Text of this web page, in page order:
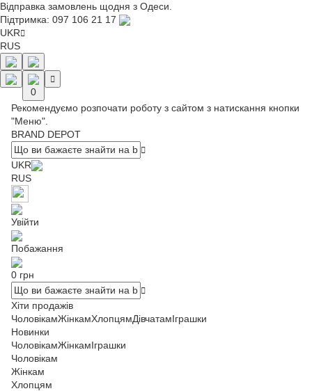
Відправка замовлень щодня з Одеси.
Підтримка: 097 106 21 17
UKR
RUS
0
Рекомендуємо розпочати роботу з сайтом з натискання кнопки
"Меню".
BRAND DEPOT
UKR
RUS
Увійти
Побажання
0 грн
Хіти продажів
ЧоловікамЖінкамХлопцямДівчатамІграшки
Новинки
ЧоловікамЖінкамІграшки
Чоловікам
Жінкам
Хлопцям